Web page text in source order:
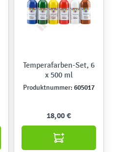
Temperafarben-Set, 6
x 500 ml
Produktnummer: 605017
18,00 €